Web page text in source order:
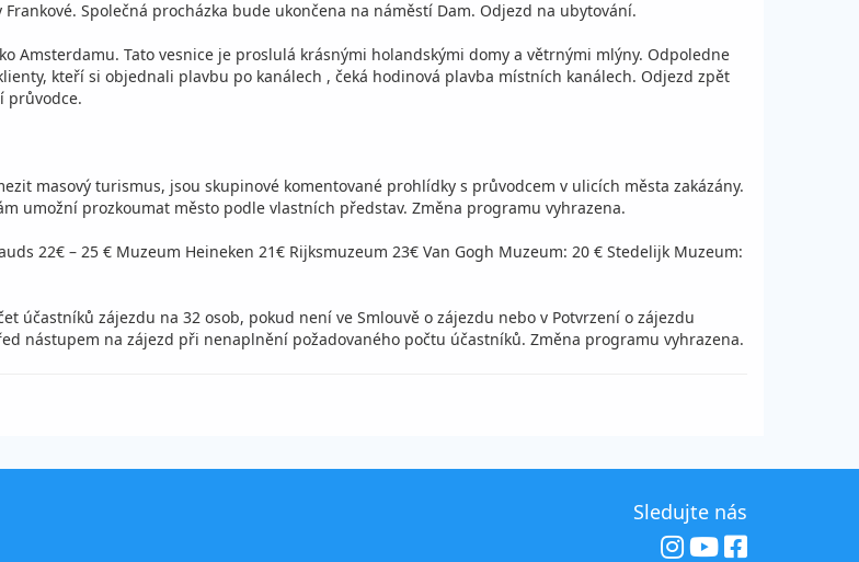
Společná procházka bude ukončena na náměstí Dam. Odjezd na ubytování.
Amsterdamu. Tato vesnice je proslulá krásnými holandskými domy a větrnými mlýny. Odpoledne
kteří si objednali plavbu po kanálech , čeká hodinová plavba místních kanálech. Odjezd zpět
průvodce.
masový turismus, jsou skupinové komentované prohlídky s průvodcem v ulicích města zakázány.
umožní prozkoumat město podle vlastních představ. Změna programu vyhrazena.
22€ – 25 € Muzeum Heineken 21€ Rijksmuzeum 23€ Van Gogh Muzeum: 20 € Stedelijk Muzeum:
účastníků zájezdu na 32 osob, pokud není ve Smlouvě o zájezdu nebo v Potvrzení o zájezdu
nástupem na zájezd při nenaplnění požadovaného počtu účastníků. Změna programu vyhrazena.
Sledujte nás